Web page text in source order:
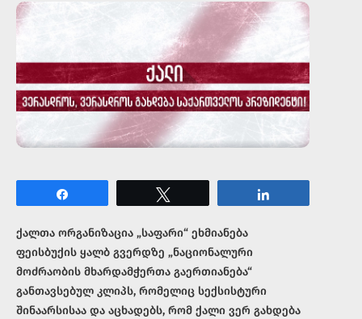
ქალთა ორგანიზაცია „საფარი“ ეხმიანება
ფეისბუქის ყალბ გვერდზე „ნაციონალური
მოძრაობის მხარდამჭერთა გაერთიანება“
განთავსებულ კლიპს, რომელიც სექსისტური
შინაარსისაა და აცხადებს, რომ ქალი ვერ გახდება